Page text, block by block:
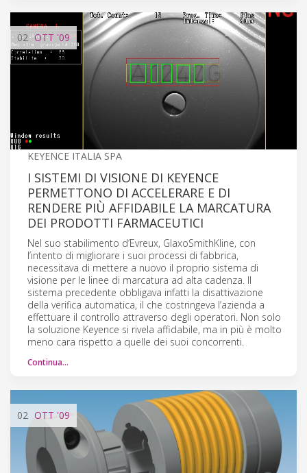
02 OTT '09
KEYENCE ITALIA SPA
I SISTEMI DI VISIONE DI KEYENCE
PERMETTONO DI ACCELERARE E DI
RENDERE PIÙ AFFIDABILE LA MARCATURA
DEI PRODOTTI FARMACEUTICI
Nel suo stabilimento d’Evreux, GlaxoSmithKline, con
l’intento di migliorare i suoi processi di fabbrica,
necessitava di mettere a nuovo il proprio sistema di
visione per le linee di marcatura ad alta cadenza. Il
sistema precedente obbligava infatti la disattivazione
della verifica automatica, il che costringeva l’azienda a
effettuare il controllo attraverso degli operatori. Non solo
la soluzione Keyence si rivela affidabile, ma in più è molto
meno cara rispetto a quelle dei suoi concorrenti.
Continua…
02 OTT '09